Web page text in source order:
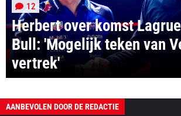
Herbert over komst
Bull: 'Mogelijk teken van
vertrek'
12
AANBEVOLEN DOOR DE REDACTIE